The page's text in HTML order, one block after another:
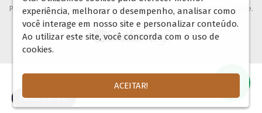
🌓
Proibida copia ou reprodução de qualquer imagem disponível neste website.
experiência, melhorar o desempenho, analisar como
você interage em nosso site e personalizar conteúdo.
Ao utilizar este site, você concorda com o uso de
cookies.
ACEITAR!